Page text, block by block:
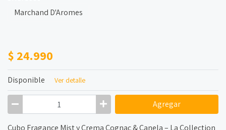
Marchand D'Aromes
$ 24.990
Disponible Ver detalle
Agregar